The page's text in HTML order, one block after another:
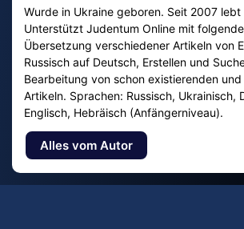
Wurde in Ukraine geboren. Seit 2007 lebt
Unterstützt Judentum Online mit
Übersetzung verschiedener Artikeln von
Russisch auf Deutsch, Erstellen und
Bearbeitung von schon existierenden
Artikeln. Sprachen: Russisch, Ukrainisch,
Englisch, Hebräisch (Anfängerniveau).
Alles vom Autor